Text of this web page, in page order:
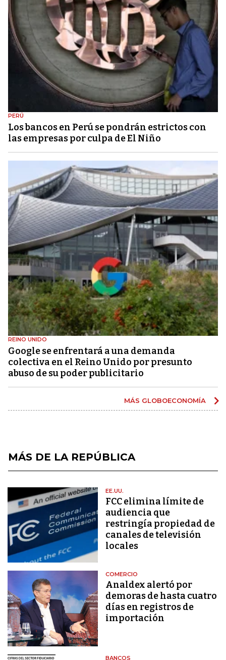
PERÚ
Los bancos en Perú se pondrán estrictos con
las empresas por culpa de El Niño
REINO UNIDO
Google se enfrentará a una demanda
colectiva en el Reino Unido por presunto
abuso de su poder publicitario
MÁS GLOBOECONOMÍA
MÁS DE LA REPÚBLICA
EE.UU.
FCC elimina límite de
audiencia que
restringía propiedad de
canales de televisión
locales
COMERCIO
Analdex alertó por
demoras de hasta cuatro
días en registros de
importación
BANCOS